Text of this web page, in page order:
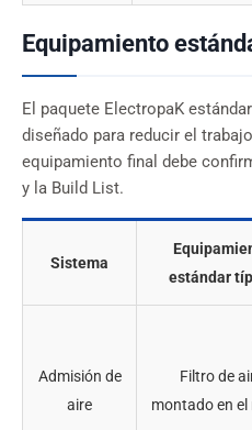
Equipamiento
El paquete ElectropaK
diseñado para reducir el
equipamiento final debe
y la Build List.
Sistema
estándar
Admisión de
aire
Filtro de
montado en